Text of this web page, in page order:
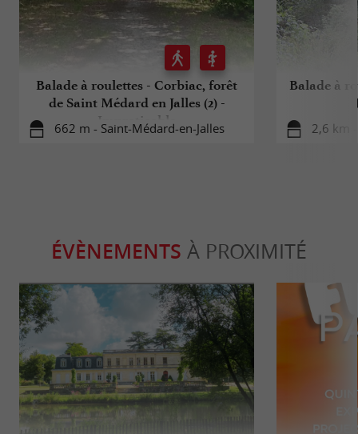
Balade à roulettes - Corbiac, forêt
de Saint Médard en Jalles (2) -
Impraticable
662 m - Saint-Médard-en-Jalles
Balade à
2,6 km
ÉVÈNEMENTS À PROXIMITÉ